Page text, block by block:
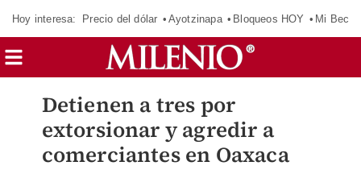
Hoy interesa: Precio del dólar Ayotzinapa Bloqueos HOY Mi Beca
Detienen a tres por
extorsionar y agredir a
comerciantes en Oaxaca